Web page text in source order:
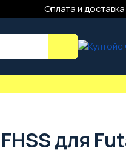
Оплата и доставка
для